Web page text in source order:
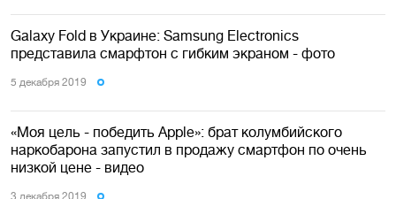
Galaxy Fold в Украине: Samsung Electronics
представила смарфтон с гибким экраном - фото
5 декабря 2019
«Моя цель - победить Apple»: брат колумбийского
наркобарона запустил в продажу смартфон по очень
низкой цене - видео